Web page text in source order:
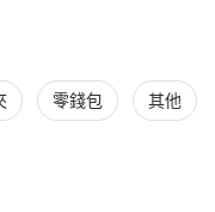
相似商品推薦
零錢包 其他